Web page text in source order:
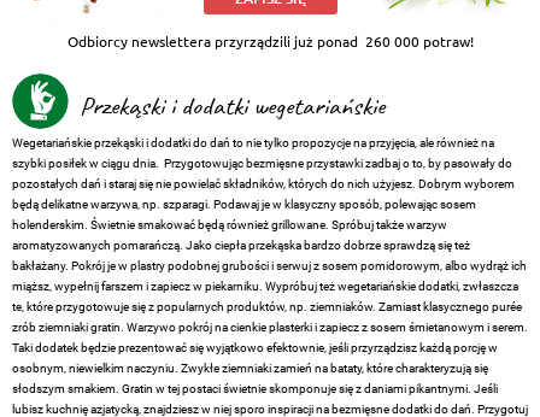
Odbiorcy newslettera przyrządzili już ponad 260 000 potraw!
Przekąski i dodatki wegetariańskie
Wegetariańskie przekąski i dodatki do dań to nie tylko propozycje na przyjęcia, ale również na
szybki posiłek w ciągu dnia. Przygotowując bezmięsne przystawki zadbaj o to, by pasowały do
pozostałych dań i staraj się nie powielać składników, których do nich użyjesz. Dobrym wyborem
będą delikatne warzywa, np. szparagi. Podawaj je w klasyczny sposób, polewając sosem
holenderskim. Świetnie smakować będą również grillowane. Spróbuj także warzyw
aromatyzowanych pomarańczą. Jako ciepła przekąska bardzo dobrze sprawdzą się też
bakłażany. Pokrój je w plastry podobnej grubości i serwuj z sosem pomidorowym, albo wydrąż ich
miąższ, wypełnij farszem i zapiecz w piekarniku. Wypróbuj też wegetariańskie dodatki, zwłaszcza
te, które przygotowuje się z popularnych produktów, np. ziemniaków. Zamiast klasycznego purée
zrób ziemniaki gratin. Warzywo pokrój na cienkie plasterki i zapiecz z sosem śmietanowym i serem.
Taki dodatek będzie prezentować się wyjątkowo efektownie, jeśli przyrządzisz każdą porcję w
osobnym, niewielkim naczyniu. Zwykłe ziemniaki zamień na bataty, które charakteryzują się
słodszym smakiem. Gratin w tej postaci świetnie skomponuje się z daniami pikantnymi. Jeśli
lubisz kuchnię azjatycką, znajdziesz w niej sporo inspiracji na bezmięsne dodatki do dań. Przygotuj